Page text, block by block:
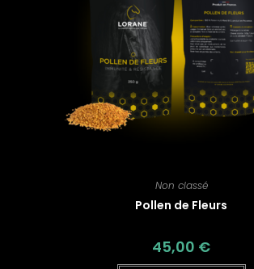
Non classé
Pollen de Fleurs
45,00 €